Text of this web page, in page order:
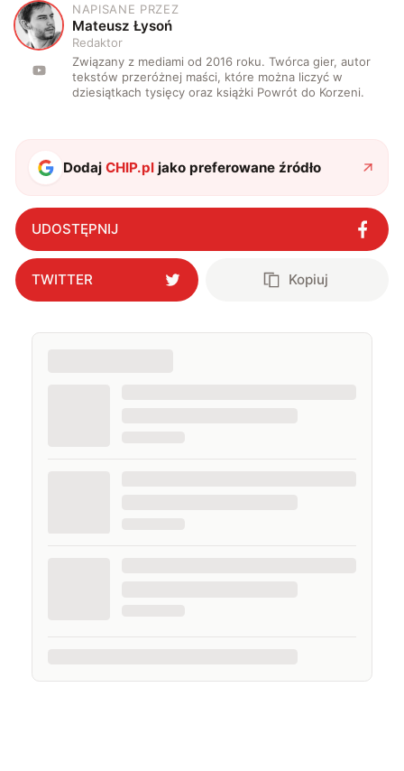
M
NAPISANE PRZEZ
Mateusz Łysoń
Redaktor
Związany z mediami od 2016 roku. Twórca gier, autor
tekstów przeróżnej maści, które można liczyć w
dziesiątkach tysięcy oraz książki Powrót do Korzeni.
DodajCHIP.pl jako preferowane źródło
UDOSTĘPNIJ
TWITTER Kopiuj